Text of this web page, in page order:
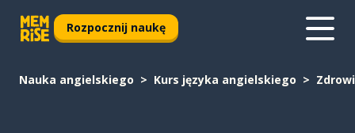
Rozpocznij naukę
Nauka angielskiego Kurs języka angielskiego